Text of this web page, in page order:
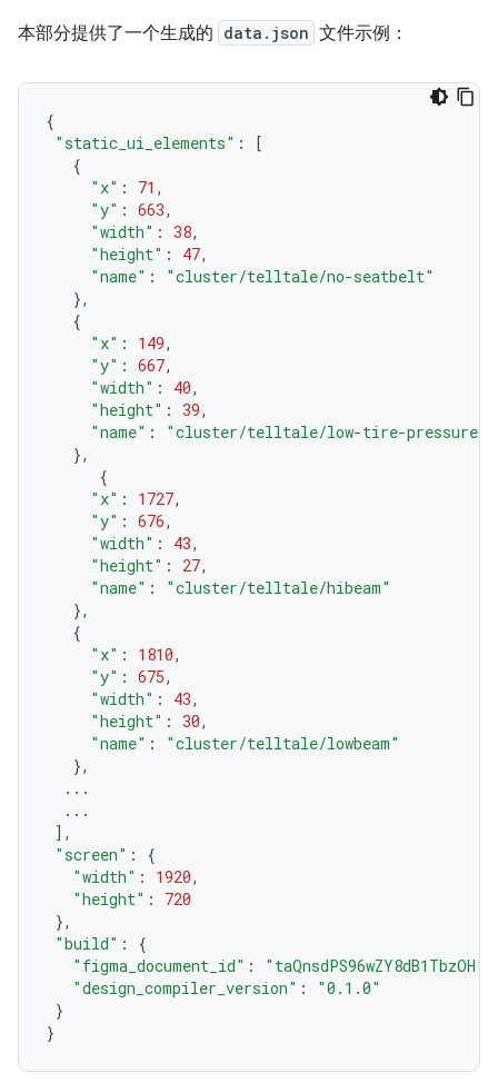
本部分提供了一个生成的 data.json 文件示例：
{
"static_ui_elements" :
[
{
"x" : 71 ,
"y" : 663,
"width" : 38,
"height" : 47,
"name" :
"cluster/telltale/no-seatbelt"
},
{
"x" : 149,
"y" : 667,
"width" : 40,
"height" : 39,
"name" :
"cluster/telltale/low-tire-pressure"
},
{
"x" : 1727,
"y" : 676,
"width" : 43,
"height" : 27,
"name" :
"cluster/telltale/hibeam"
},
{
"x" : 1810,
"y" : 675,
"width" : 43,
"height" : 30,
"name" :
"cluster/telltale/lowbeam"
},
...
...
],
"screen" :
{
"width" : 1920,
"height" :
720
},
"build" :
{
"figma_document_id" : "taQnsdPS96wZY8dB1TbzOH"
"design_compiler_version" :
"0.1.0"
}
}